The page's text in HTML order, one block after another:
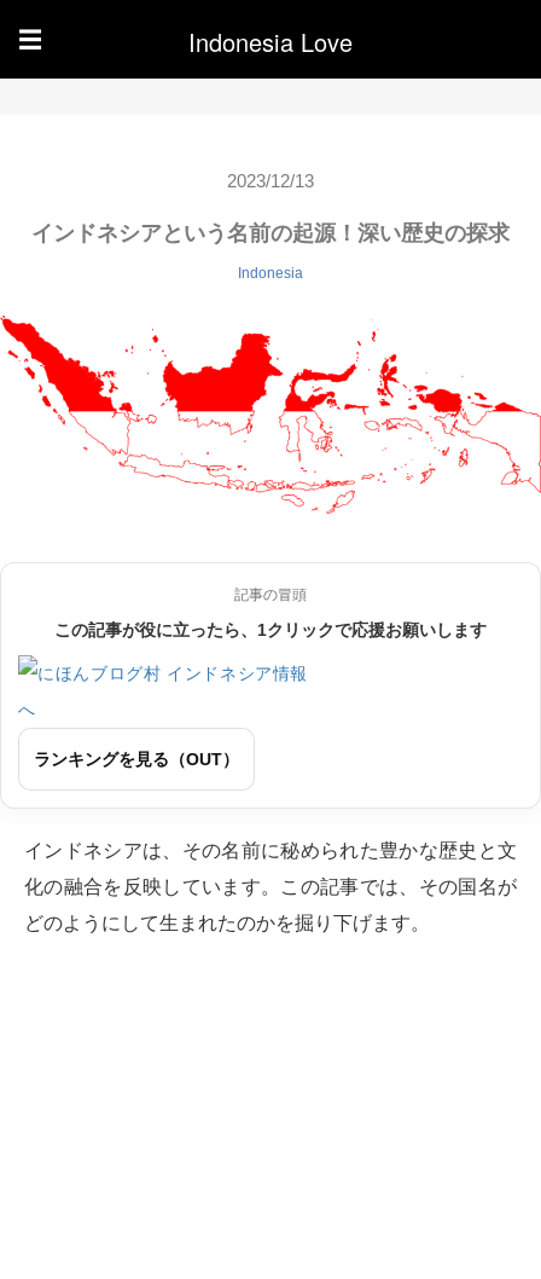
☰ Indonesia Love
2023/12/13
インドネシアという名前の起源！深い歴史の探求
Indonesia
記事の冒頭
この記事が役に立ったら、1クリックで応援お願いします
ランキングを見る（OUT）
インドネシアは、その名前に秘められた豊かな歴史と文
化の融合を反映しています。この記事では、その国名が
どのようにして生まれたのかを掘り下げます。